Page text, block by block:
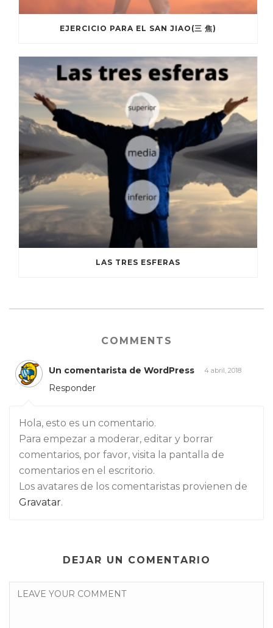
EJERCICIO PARA EL SAN JIAO(三 焦)
LAS TRES ESFERAS
COMMENTS
Un comentarista de WordPress 4 abril, 2018
Responder
Hola, esto es un comentario.
Para empezar a moderar, editar y borrar
comentarios, por favor, visita la pantalla de
comentarios en el escritorio.
Los avatares de los comentaristas provienen de
Gravatar.
DEJAR UN COMENTARIO